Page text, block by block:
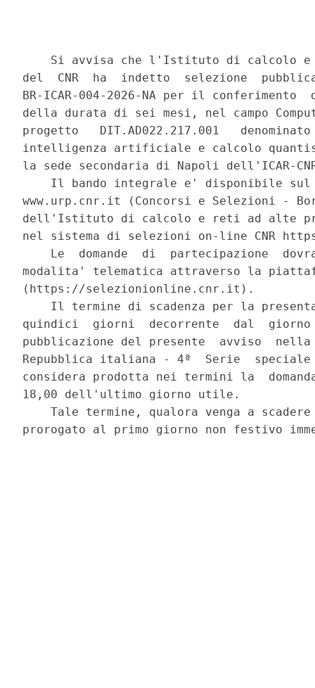
Si avvisa che l'Istituto di calcolo
del  CNR  ha  indetto  selezione
BR-ICAR-004-2026-NA per il
della durata di sei mesi, nel campo
progetto   DIT.AD022.217.001
intelligenza artificiale e calcolo
la sede secondaria di Napoli dell'ICAR-
Il bando integrale e' disponibile
www.urp.cnr.it (Concorsi e Selezioni -
dell'Istituto di calcolo e reti ad alte
nel sistema di selezioni on-line CNR
Le  domande  di  partecipazione
modalita' telematica attraverso la
(https://selezionionline.cnr.it).
Il termine di scadenza per la
quindici  giorni  decorrente  dal
pubblicazione del presente  avviso
Repubblica italiana - 4ª  Serie
considera prodotta nei termini la
18,00 dell'ultimo giorno utile.
Tale termine, qualora venga a
prorogato al primo giorno non festivo